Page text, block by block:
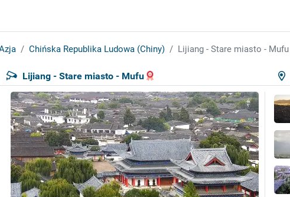
Chińska Republika Ludowa (Chiny) Lijiang - Stare miasto - Mufu
Lijiang - Stare miasto - Mufu